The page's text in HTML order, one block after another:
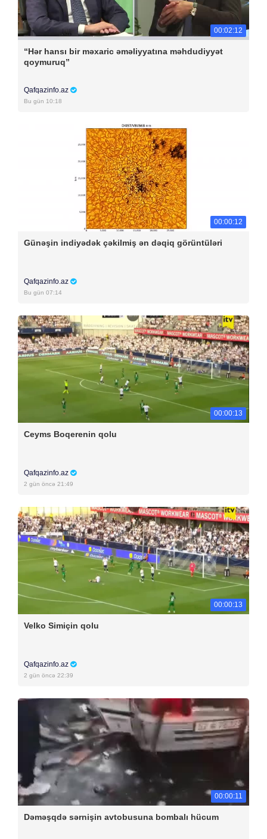
00:02:12
“Hər hansı bir məxaric əməliyyatına məhdudiyyət
qoymuruq”
Qafqazinfo.az
Bu gün 10:18
00:00:12
Günəşin indiyədək çəkilmiş ən dəqiq görüntüləri
Qafqazinfo.az
Bu gün 07:14
00:00:13
Ceyms Boqerenin qolu
Qafqazinfo.az
2 gün öncə 21:49
00:00:13
Velko Simiçin qolu
Qafqazinfo.az
2 gün öncə 22:39
00:00:11
Dəməşqdə sərnişin avtobusuna bombalı hücum